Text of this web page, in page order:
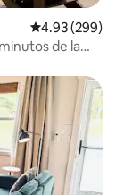
Calificación
4.93 (299)
de la